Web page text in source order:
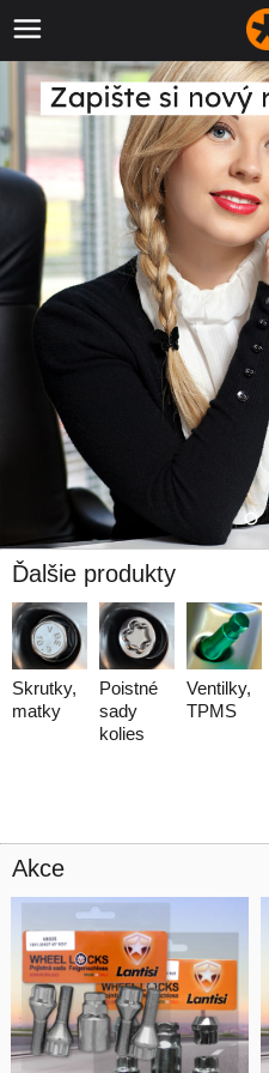
Ďalšie produkty
Skrutky,
matky
Poistné
sady
kolies
Ventilky,
TPMS
Akce